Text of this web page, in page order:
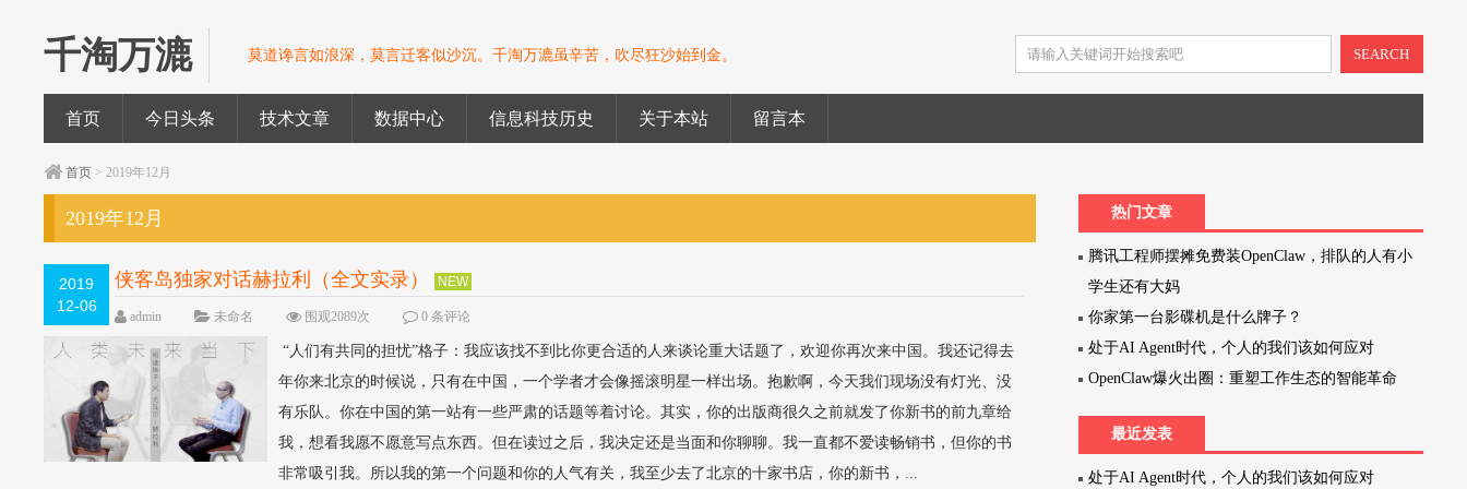
千淘万漉 莫道谗言如浪深，莫言迁客似沙沉。千淘万漉虽辛苦，吹尽狂沙始到金。 SEARCH
首页 今日头条 技术文章 数据中心 信息科技历史 关于本站 留言本
首页 > 2019年12月
2019年12月
2019
12-06
侠客岛独家对话赫拉利（全文实录） NEW
admin 未命名 围观2089次 0 条评论
“人们有共同的担忧”格子：我应该找不到比你更合适的人来谈论重大话题了，欢迎你再次来中国。我还记得去
年你来北京的时候说，只有在中国，一个学者才会像摇滚明星一样出场。抱歉啊，今天我们现场没有灯光、没
有乐队。你在中国的第一站有一些严肃的话题等着讨论。其实，你的出版商很久之前就发了你新书的前九章给
我，想看我愿不愿意写点东西。但在读过之后，我决定还是当面和你聊聊。我一直都不爱读畅销书，但你的书
非常吸引我。所以我的第一个问题和你的人气有关，我至少去了北京的十家书店，你的新书，...
热门文章
腾讯工程师摆摊免费装OpenClaw，排队的人有小
学生还有大妈
你家第一台影碟机是什么牌子？
处于AI Agent时代，个人的我们该如何应对
OpenClaw爆火出圈：重塑工作生态的智能革命
最近发表
处于AI Agent时代，个人的我们该如何应对